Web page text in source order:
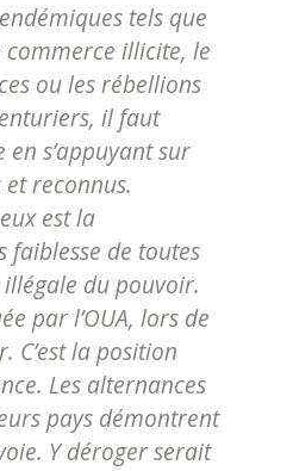
tels que
commerce illicite, le
ou les rébellions
il faut
s’appuyant sur
reconnus.
est la
faiblesse de toutes
du pouvoir.
par l’OUA, lors de
C’est la position
Les alternances
pays démontrent
Y déroger serait